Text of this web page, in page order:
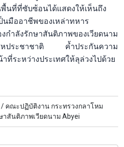
นที่ที่ซับซ้อนได้แสดงให้เห็นถึง
มืออาชีพของเหล่าทหาร
กำลังรักษาสันติภาพของเวียดนาม
หประชาชาติ ค้ำประกันความ
ที่ระหว่างประเทศให้ลุล่วงไปด้วย
/ คณะปฏิบัติงาน กระทรวงกลาโหม
าสันติภาพเวียดนาม Abyei